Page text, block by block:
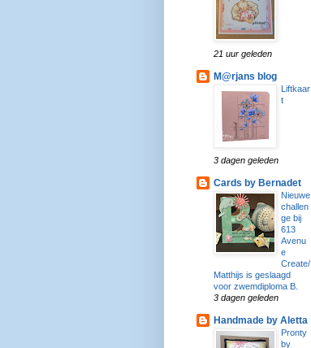
21 uur geleden
M@rjans blog
Liftkaar
t
3 dagen geleden
Cards by Bernadet
Nieuwe
challen
ge bij
613
Avenu
e
Create/
Matthijs is geslaagd
voor zwemdiploma B.
3 dagen geleden
Handmade by Aletta
Pronty
by